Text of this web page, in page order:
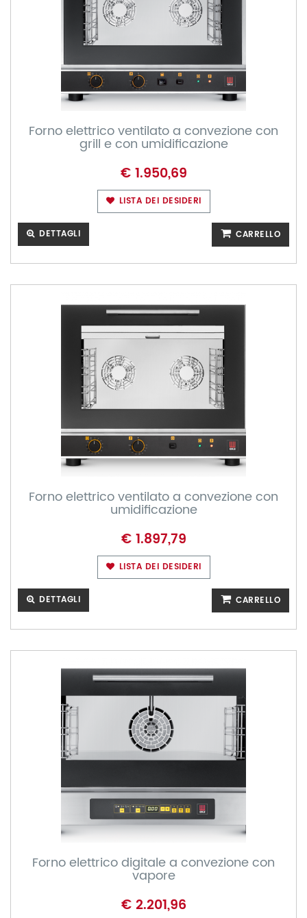
Forno elettrico ventilato a convezione con
grill e con umidificazione
€ 1.950,69
LISTA DEI DESIDERI
DETTAGLI CARRELLO
Forno elettrico ventilato a convezione con
umidificazione
€ 1.897,79
LISTA DEI DESIDERI
DETTAGLI CARRELLO
Forno elettrico digitale a convezione con
vapore
€ 2.201,96